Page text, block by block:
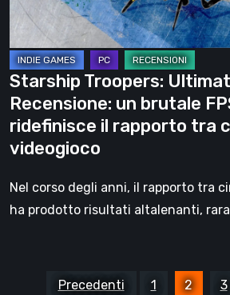
un
brutale
FPS
che
ridefinisce
il
rapporto
tra
cinema
Starship Troopers:
Recensione: un brutale
ridefinisce il rapporto tra
videogioco
Nel corso degli anni, il rapporto tra
ha prodotto risultati altalenanti,
Paginazione
Precedenti 1 2 3